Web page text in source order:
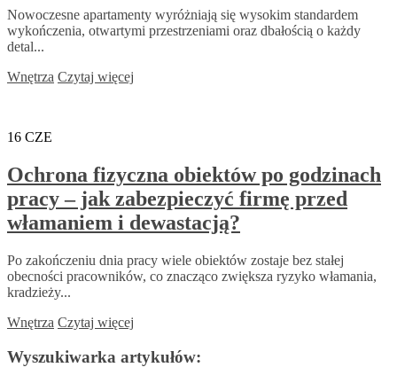
Nowoczesne apartamenty wyróżniają się wysokim standardem
wykończenia, otwartymi przestrzeniami oraz dbałością o każdy
detal...
Wnętrza Czytaj więcej
16 CZE
Ochrona fizyczna obiektów po godzinach
pracy – jak zabezpieczyć firmę przed
włamaniem i dewastacją?
Po zakończeniu dnia pracy wiele obiektów zostaje bez stałej
obecności pracowników, co znacząco zwiększa ryzyko włamania,
kradzieży...
Wnętrza Czytaj więcej
Wyszukiwarka artykułów: